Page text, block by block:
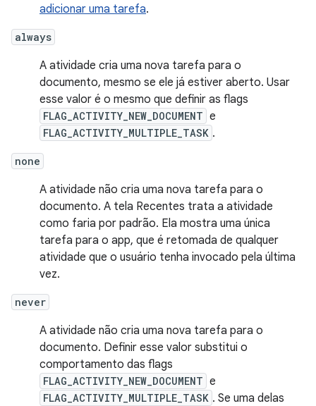
adicionar uma tarefa.
always
A atividade cria uma nova tarefa para o
documento, mesmo se ele já estiver aberto. Usar
esse valor é o mesmo que definir as flags
FLAG_ACTIVITY_NEW_DOCUMENT e
FLAG_ACTIVITY_MULTIPLE_TASK .
none
A atividade não cria uma nova tarefa para o
documento. A tela Recentes trata a atividade
como faria por padrão. Ela mostra uma única
tarefa para o app, que é retomada de qualquer
atividade que o usuário tenha invocado pela última
vez.
never
A atividade não cria uma nova tarefa para o
documento. Definir esse valor substitui o
comportamento das flags
FLAG_ACTIVITY_NEW_DOCUMENT e
FLAG_ACTIVITY_MULTIPLE_TASK . Se uma delas